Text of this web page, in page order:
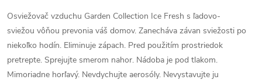
Osviežovač vzduchu Garden Collection Ice Fresh s ľadovo-
sviežou vôňou prevonia váš domov. Zanecháva závan sviežosti po
niekoľko hodín. Eliminuje zápach. Pred použitím prostriedok
pretrepte. Sprejujte smerom nahor. Nádoba je pod tlakom.
Mimoriadne horľavý. Nevdychujte aerosóly. Nevystavujte ju